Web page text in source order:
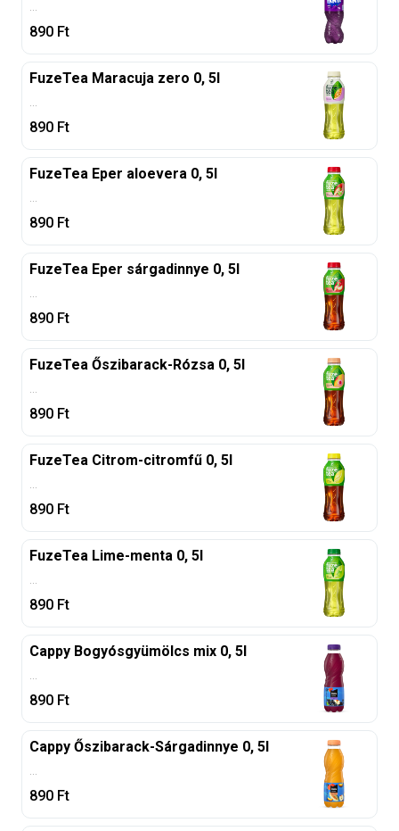
...
890 Ft
FuzeTea Maracuja zero 0, 5l
...
890 Ft
FuzeTea Eper aloevera 0, 5l
...
890 Ft
FuzeTea Eper sárgadinnye 0, 5l
...
890 Ft
FuzeTea Őszibarack-Rózsa 0, 5l
...
890 Ft
FuzeTea Citrom-citromfű 0, 5l
...
890 Ft
FuzeTea Lime-menta 0, 5l
...
890 Ft
Cappy Bogyósgyümölcs mix 0, 5l
...
890 Ft
Cappy Őszibarack-Sárgadinnye 0, 5l
...
890 Ft